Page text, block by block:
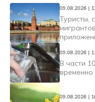
09.08.2026 |
Туристы,
09.08.2026 |
В части
09.08.2026 |